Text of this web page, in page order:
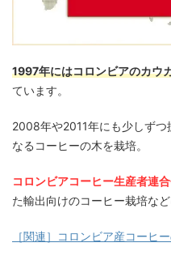
1997年にはコロンビアのカウ
ています。
2008年や2011年にも少しず
なるコーヒーの木を栽培。
コロンビアコーヒー生産者連
た輸出向けのコーヒー栽培な
［関連］コロンビア産コーヒ